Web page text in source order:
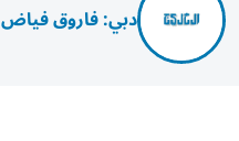
دبي: فاروق فياض